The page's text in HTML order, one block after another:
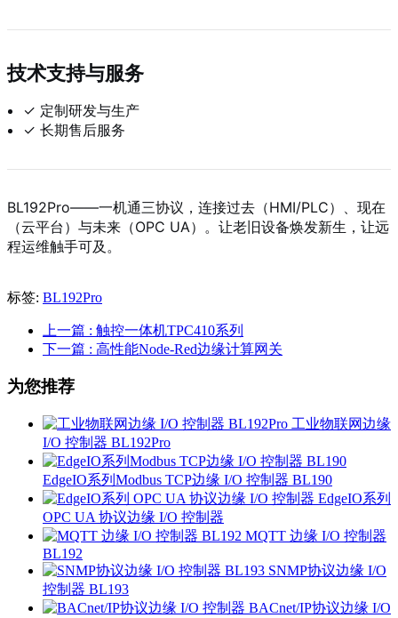
技术支持与服务
✓ 定制研发与生产
✓ 长期售后服务
BL192Pro——一机通三协议，连接过去（HMI/PLC）、现在
（云平台）与未来（OPC UA）。让老旧设备焕发新生，让远
程运维触手可及。
标签: BL192Pro
上一篇 : 触控一体机TPC410系列
下一篇 : 高性能Node-Red边缘计算网关
为您推荐
工业物联网边缘
I/O 控制器 BL192Pro
EdgeIO系列Modbus TCP边缘 I/O 控制器 BL190
EdgeIO系列
OPC UA 协议边缘 I/O 控制器
MQTT 边缘 I/O 控制器
BL192
SNMP协议边缘 I/O
控制器 BL193
BACnet/IP协议边缘 I/O